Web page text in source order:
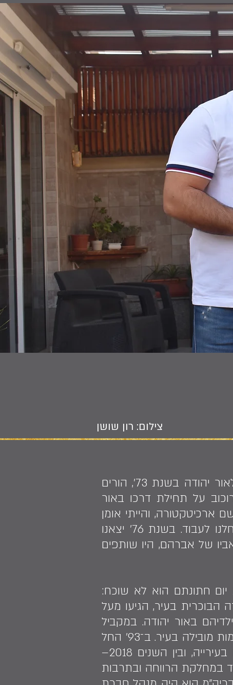
צילום: רון שושן
אדם צועד בדרכים של חייו מבלי לדעת לאן הן עתידות לקחת אותו. ״הגענו לאור יהודה בשנת 73׳, הורים
על תחילת דרכו באור
ארכיטקטורה, והייתי אומן
שיש. מיד עם הגעתנו נכנסנו לאולפן, למדנו עברית, ובתוך כמה חודשים התחלנו לעבוד. בשנת 76׳ יצאנו
של אברהם, היו שותפים
יום חתונתם הוא לא שוכח:
הבוכרית בעיר, הגיעו מעל
באור יהודה. במקביל
עסק אברהם בקליטת עלייה, ומתוקף תרומתו הרבה לעולים החדשים הפך לדמות מובילה בעיר. ב־93׳ החל
את דרכו הציבורית כחבר מועצת העיר. במהלך השנים מילא שלל תפקידים בעירייה, ובין השנים 2018–
במחלקת הרווחה ובתרבות